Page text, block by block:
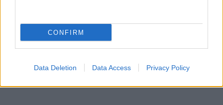
CONFIRM
Data Deletion Data Access Privacy Policy